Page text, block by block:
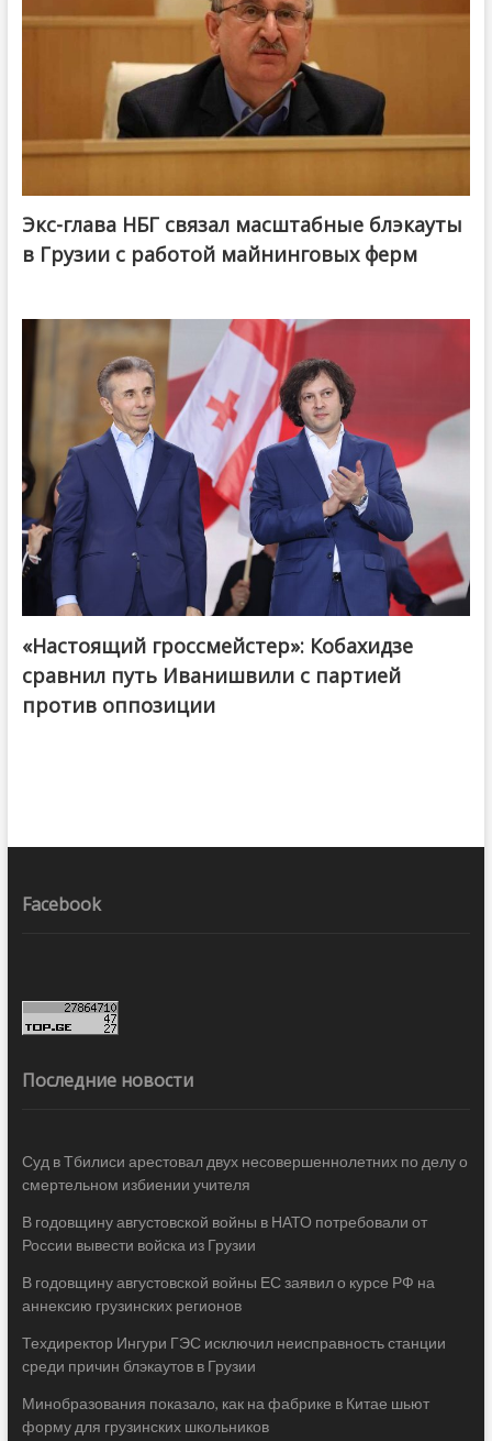
Экс-глава НБГ связал масштабные блэкауты
в Грузии с работой майнинговых ферм
@ქართული ოცნება / Georgian Dream
«Настоящий гроссмейстер»: Кобахидзе
сравнил путь Иванишвили с партией
против оппозиции
Facebook
Последние новости
Суд в Тбилиси арестовал двух несовершеннолетних по делу о
смертельном избиении учителя
В годовщину августовской войны в НАТО потребовали от
России вывести войска из Грузии
В годовщину августовской войны ЕС заявил о курсе РФ на
аннексию грузинских регионов
Техдиректор Ингури ГЭС исключил неисправность станции
среди причин блэкаутов в Грузии
Минобразования показало, как на фабрике в Китае шьют
форму для грузинских школьников